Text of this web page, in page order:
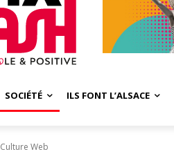
SOCIÉTÉ ILS FONT L’ALSACE
Culture Web